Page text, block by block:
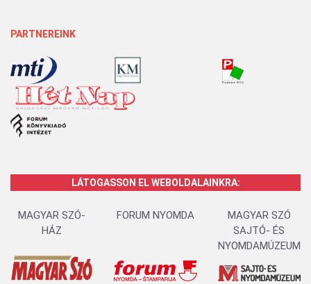
PARTNEREINK
LÁTOGASSON EL WEBOLDALAINKRA:
MAGYAR SZÓ-
HÁZ
FORUM NYOMDA
MAGYAR SZÓ
SAJTÓ- ÉS
NYOMDAMÚZEUM